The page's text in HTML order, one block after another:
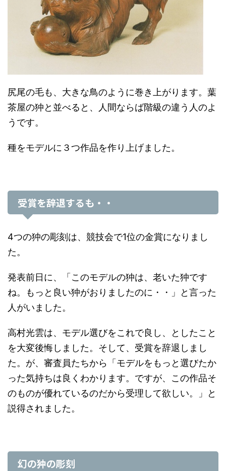
尻尾の毛も、大きな鳥のように巻き上がります。葉
茶屋の狆と並べると、人間ならば階級の違う人のよ
うです。
種をモデルに３つ作品を作り上げました。
受賞を辞退するも・・
4つの狆の彫刻は、競技会で1位の金賞になりまし
た。
発表前日に、「このモデルの狆は、老いた狆です
ね。もっと良い狆がおりましたのに・・」と言った
人がいました。
高村光雲は、モデル選びをこれで良し、としたこと
を大変後悔しました。そして、受賞を辞退しまし
た。が、審査員たちから「モデルをもっと選びたか
った気持ちは良くわかります。ですが、この作品そ
のものが優れているのだから受理して欲しい。」と
説得されました。
幻の狆の彫刻